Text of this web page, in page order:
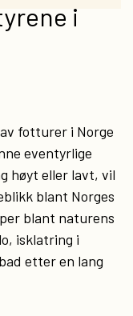
i
fotturer i Norge
eventyrlige
høyt eller lavt, vil
blant Norges
blant naturens
isklatring i
etter en lang